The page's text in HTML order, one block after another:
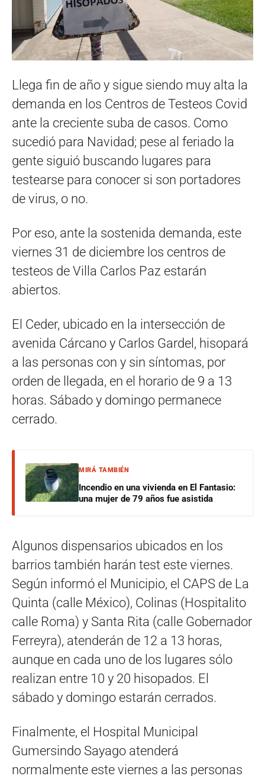
Llega fin de año y sigue siendo muy alta la
demanda en los Centros de Testeos Covid
ante la creciente suba de casos. Como
sucedió para Navidad; pese al feriado la
gente siguió buscando lugares para
testearse para conocer si son portadores
de virus, o no.
Por eso, ante la sostenida demanda, este
viernes 31 de diciembre los centros de
testeos de Villa Carlos Paz estarán
abiertos.
El Ceder, ubicado en la intersección de
avenida Cárcano y Carlos Gardel, hisopará
a las personas con y sin síntomas, por
orden de llegada, en el horario de 9 a 13
horas. Sábado y domingo permanece
cerrado.
MIRÁ TAMBIÉN
Incendio en una vivienda en El Fantasio:
una mujer de 79 años fue asistida
Algunos dispensarios ubicados en los
barrios también harán test este viernes.
Según informó el Municipio, el CAPS de La
Quinta (calle México), Colinas (Hospitalito
calle Roma) y Santa Rita (calle Gobernador
Ferreyra), atenderán de 12 a 13 horas,
aunque en cada uno de los lugares sólo
realizan entre 10 y 20 hisopados. El
sábado y domingo estarán cerrados.
Finalmente, el Hospital Municipal
Gumersindo Sayago atenderá
normalmente este viernes a las personas